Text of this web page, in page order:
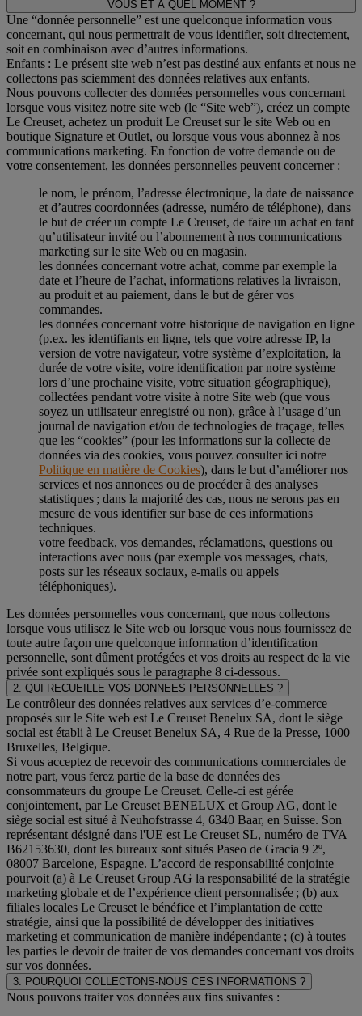
VOUS ET A QUEL MOMENT ?
Une “donnée personnelle” est une quelconque information vous
concernant, qui nous permettrait de vous identifier, soit directement,
soit en combinaison avec d’autres informations.
Enfants : Le présent site web n’est pas destiné aux enfants et nous ne
collectons pas sciemment des données relatives aux enfants.
Nous pouvons collecter des données personnelles vous concernant
lorsque vous visitez notre site web (le “Site web”), créez un compte
Le Creuset, achetez un produit Le Creuset sur le site Web ou en
boutique Signature et Outlet, ou lorsque vous vous abonnez à nos
communications marketing. En fonction de votre demande ou de
votre consentement, les données personnelles peuvent concerner :
le nom, le prénom, l’adresse électronique, la date de naissance
et d’autres coordonnées (adresse, numéro de téléphone), dans
le but de créer un compte Le Creuset, de faire un achat en tant
qu’utilisateur invité ou l’abonnement à nos communications
marketing sur le site Web ou en magasin.
les données concernant votre achat, comme par exemple la
date et l’heure de l’achat, informations relatives la livraison,
au produit et au paiement, dans le but de gérer vos
commandes.
les données concernant votre historique de navigation en ligne
(p.ex. les identifiants en ligne, tels que votre adresse IP, la
version de votre navigateur, votre système d’exploitation, la
durée de votre visite, votre identification par notre système
lors d’une prochaine visite, votre situation géographique),
collectées pendant votre visite à notre Site web (que vous
soyez un utilisateur enregistré ou non), grâce à l’usage d’un
journal de navigation et/ou de technologies de traçage, telles
que les “cookies” (pour les informations sur la collecte de
données via des cookies, vous pouvez consulter ici notre
Politique en matière de Cookies), dans le but d’améliorer nos
services et nos annonces ou de procéder à des analyses
statistiques ; dans la majorité des cas, nous ne serons pas en
mesure de vous identifier sur base de ces informations
techniques.
votre feedback, vos demandes, réclamations, questions ou
interactions avec nous (par exemple vos messages, chats,
posts sur les réseaux sociaux, e-mails ou appels
téléphoniques).
Les données personnelles vous concernant, que nous collectons
lorsque vous utilisez le Site web ou lorsque vous nous fournissez de
toute autre façon une quelconque information d’identification
personnelle, sont dûment protégées et vos droits au respect de la vie
privée sont expliqués sous le paragraphe 8 ci-dessous.
2. QUI RECUEILLE VOS DONNEES PERSONNELLES ?
Le contrôleur des données relatives aux services d’e-commerce
proposés sur le Site web est Le Creuset Benelux SA, dont le siège
social est établi à Le Creuset Benelux SA, 4 Rue de la Presse, 1000
Bruxelles, Belgique.
Si vous acceptez de recevoir des communications commerciales de
notre part, vous ferez partie de la base de données des
consommateurs du groupe Le Creuset. Celle-ci est gérée
conjointement, par Le Creuset BENELUX et Group AG, dont le
siège social est situé à Neuhofstrasse 4, 6340 Baar, en Suisse. Son
représentant désigné dans l'UE est Le Creuset SL, numéro de TVA
B62153630, dont les bureaux sont situés Paseo de Gracia 9 2º,
08007 Barcelone, Espagne. L’accord de responsabilité conjointe
pourvoit (a) à Le Creuset Group AG la responsabilité de la stratégie
marketing globale et de l’expérience client personnalisée ; (b) aux
filiales locales Le Creuset le bénéfice et l’implantation de cette
stratégie, ainsi que la possibilité de développer des initiatives
marketing et communication de manière indépendante ; (c) à toutes
les parties le devoir de traiter de vos demandes concernant vos droits
sur vos données.
3. POURQUOI COLLECTONS-NOUS CES INFORMATIONS ?
Nous pouvons traiter vos données aux fins suivantes :